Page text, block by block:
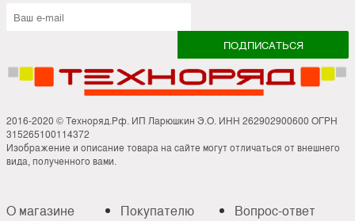
2016-2020 © Техноряд.Рф. ИП Ларюшкин Э.О. ИНН 262902900600 ОГРН
315265100114372
Изображение и описание товара на сайте могут отличаться от внешнего
вида, полученного вами.
О магазине
Покупателю
Вопрос-ответ